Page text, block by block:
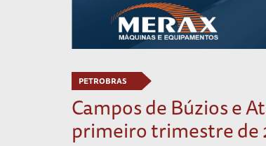
PETROBRAS
Campos de Búzios e
primeiro trimestre de